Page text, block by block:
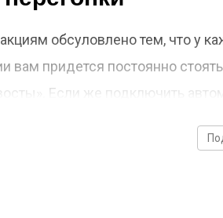
обсуловлено тем, что у
вам придется постоянно
Если же подключить
только температура в колонне